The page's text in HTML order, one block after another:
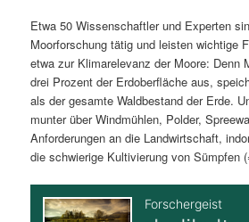
n
Etwa 50 Wissenschaftler und Experten
Moorforschung tätig und leisten wichtige
etwa zur Klimarelevanz der Moore: Denn
drei Prozent der Erdoberfläche aus,
als der gesamte Waldbestand der Erde.
munter über Windmühlen, Polder,
Anforderungen an die Landwirtschaft,
die schwierige Kultivierung von Sümpfen